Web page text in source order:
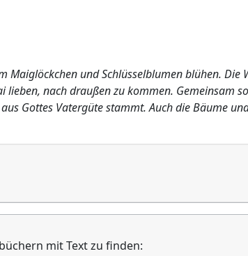
und Schlüsselblumen blühen. Die
nach draußen zu kommen. Gemeinsam
Gottes Vatergüte stammt. Auch die Bäume
mit Text zu finden: